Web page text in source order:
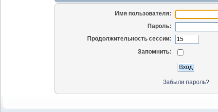
Имя пользователя:
Пароль:
Продолжительность сессии:
Запомнить:
Забыли пароль?